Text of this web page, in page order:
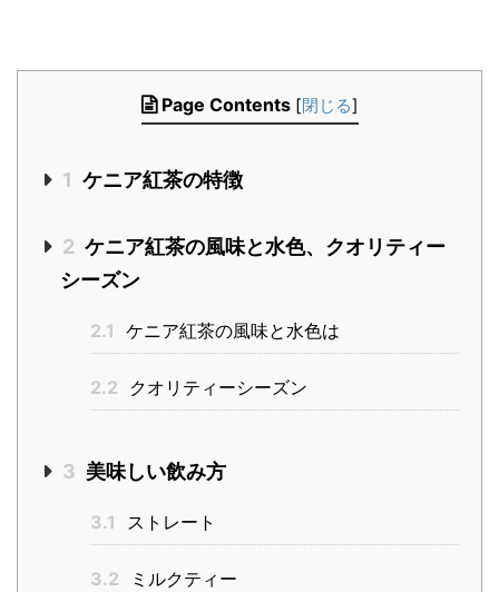
Page Contents [閉じる]
1 ケニア紅茶の特徴
2 ケニア紅茶の風味と水色、クオリティー
シーズン
2.1 ケニア紅茶の風味と水色は
2.2 クオリティーシーズン
3 美味しい飲み方
3.1 ストレート
3.2 ミルクティー